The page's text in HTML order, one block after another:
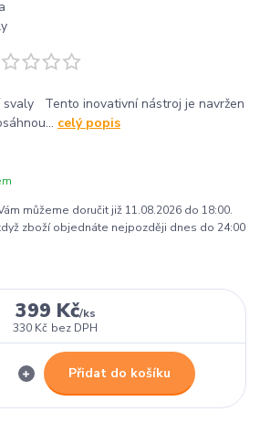
svaly Tento inovativní nástroj je navržen
celý popis
můžeme doručit již 11.08.2026 do 18:00.
zboží objednáte nejpozději dnes do 24:00
399 Kč/ks
330 Kč bez DPH
Přidat do košíku